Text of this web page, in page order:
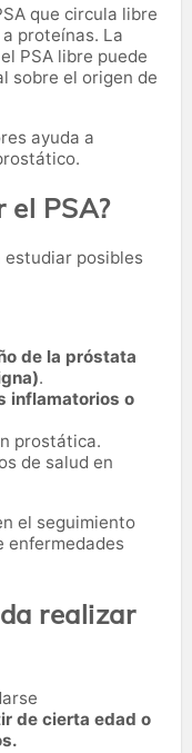
que circula libre
proteínas. La
PSA libre puede
sobre el origen de
ayuda a
el PSA?
estudiar posibles
de la próstata
.
inflamatorios o
prostática.
de salud en
el seguimiento
enfermedades
realizar
de cierta edad o